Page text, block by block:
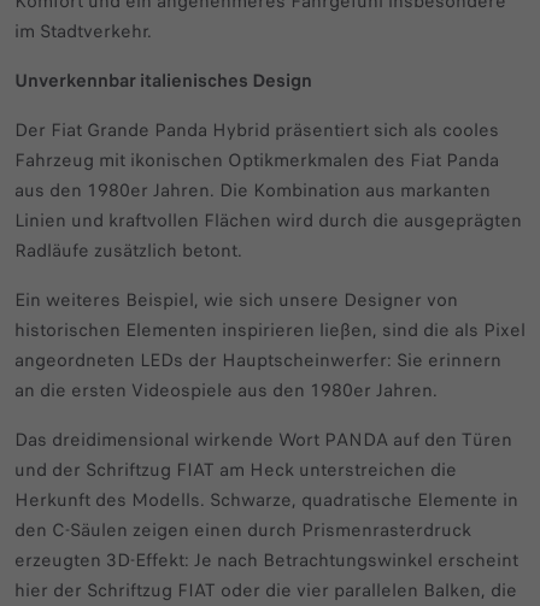
im Stadtverkehr.
Unverkennbar italienisches Design
Der Fiat Grande Panda Hybrid präsentiert sich als cooles
Fahrzeug mit ikonischen Optikmerkmalen des Fiat Panda
aus den 1980er Jahren. Die Kombination aus markanten
Linien und kraftvollen Flächen wird durch die ausgeprägten
Radläufe zusätzlich betont.
Ein weiteres Beispiel, wie sich unsere Designer von
historischen Elementen inspirieren ließen, sind die als Pixel
angeordneten LEDs der Hauptscheinwerfer: Sie erinnern
an die ersten Videospiele aus den 1980er Jahren.
Das dreidimensional wirkende Wort PANDA auf den Türen
und der Schriftzug FIAT am Heck unterstreichen die
Herkunft des Modells. Schwarze, quadratische Elemente in
den C-Säulen zeigen einen durch Prismenrasterdruck
erzeugten 3D-Effekt: Je nach Betrachtungswinkel erscheint
hier der Schriftzug FIAT oder die vier parallelen Balken, die